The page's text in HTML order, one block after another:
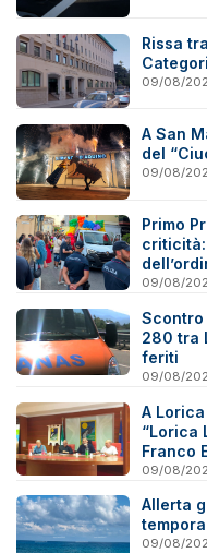
Rissa
09/08/
A San
del
09/08/
Primo
09/08/
Scontro
280 tra
feriti
09/08/
A
“Lorica
Franco
Savuto
09/08/
Allerta
09/08/